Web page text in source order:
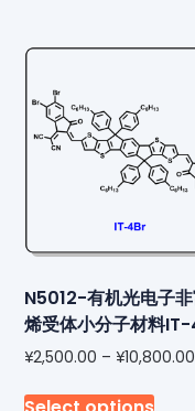
N5012-有机光电子
烯受体小分子材料
¥2,500.00 – ¥10,800.00